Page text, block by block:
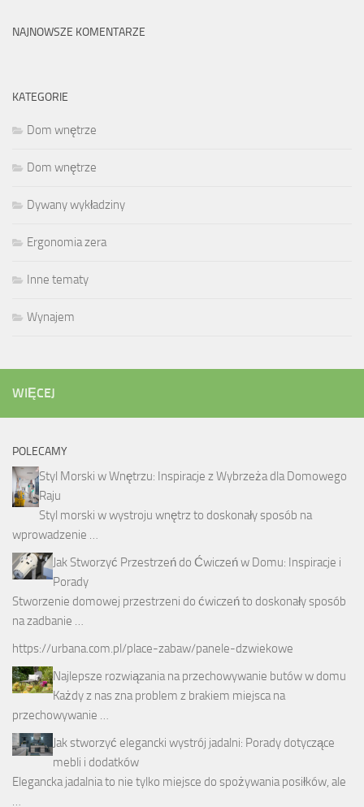
NAJNOWSZE KOMENTARZE
KATEGORIE
Dom wnętrze
Dom wnętrze
Dywany wykładziny
Ergonomia zera
Inne tematy
Wynajem
WIĘCEJ
POLECAMY
Styl Morski w Wnętrzu: Inspiracje z Wybrzeża dla Domowego
Raju
Styl morski w wystroju wnętrz to doskonały sposób na
wprowadzenie …
Jak Stworzyć Przestrzeń do Ćwiczeń w Domu: Inspiracje i
Porady
Stworzenie domowej przestrzeni do ćwiczeń to doskonały sposób
na zadbanie …
https://urbana.com.pl/place-zabaw/panele-dzwiekowe
Najlepsze rozwiązania na przechowywanie butów w domu
Każdy z nas zna problem z brakiem miejsca na
przechowywanie …
Jak stworzyć elegancki wystrój jadalni: Porady dotyczące
mebli i dodatków
Elegancka jadalnia to nie tylko miejsce do spożywania posiłków, ale
…